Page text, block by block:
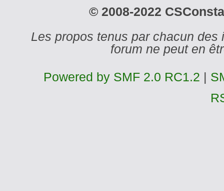
© 2008-2022
Les propos tenus par chacun
forum ne peut en
Powered by SMF 2.0 RC1.2 |